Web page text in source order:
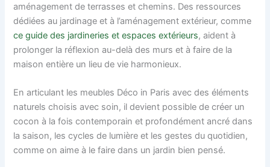
aménagement de terrasses et chemins. Des ressources
dédiées au jardinage et à l’aménagement extérieur, comme
ce guide des jardineries et espaces extérieurs, aident à
prolonger la réflexion au-delà des murs et à faire de la
maison entière un lieu de vie harmonieux.
En articulant les meubles Déco in Paris avec des éléments
naturels choisis avec soin, il devient possible de créer un
cocon à la fois contemporain et profondément ancré dans
la saison, les cycles de lumière et les gestes du quotidien,
comme on aime à le faire dans un jardin bien pensé.